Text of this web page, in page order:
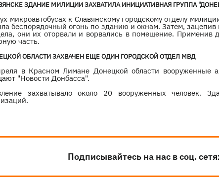
ЗДАНИЕ МИЛИЦИИ ЗАХВАТИЛА ИНИЦИАТИВНАЯ ГРУППА
микроавтобусах к Славянскому городскому отделу
беспорядочный огонь по зданию и окнам. Затем,
они их оторвали и ворвались в помещение.
часть.
ОБЛАСТИ ЗАХВАЧЕН ЕЩЕ ОДИН ГОРОДСКОЙ ОТДЕЛ МВД
в Красном Лимане Донецкой области вооруженные
"Новости Донбасса".
захватывало около 20 вооруженных человек.
Подписывайтесь на нас в соц.